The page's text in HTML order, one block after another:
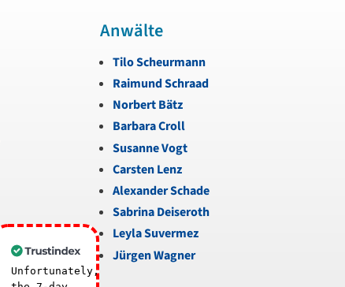
Unfortunately,
Anwälte
Tilo Scheurmann
Raimund Schraad
Norbert Bätz
Barbara Croll
Susanne Vogt
Carsten Lenz
Alexander Schade
Sabrina Deiseroth
Leyla Suvermez
Jürgen Wagner